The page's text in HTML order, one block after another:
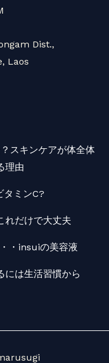
Dist.,
Laos
スキンケアが体全体
理由
タミンC?
れだけで大丈夫
・insuiの美容液
には生活習慣から